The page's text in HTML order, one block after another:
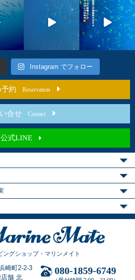
Instagram でフォロー
予約 Reservation
合せ Contact
公式LINE
ングショップ・マリンメイト
崎町2-2-3
舗 北
080-1859-6749